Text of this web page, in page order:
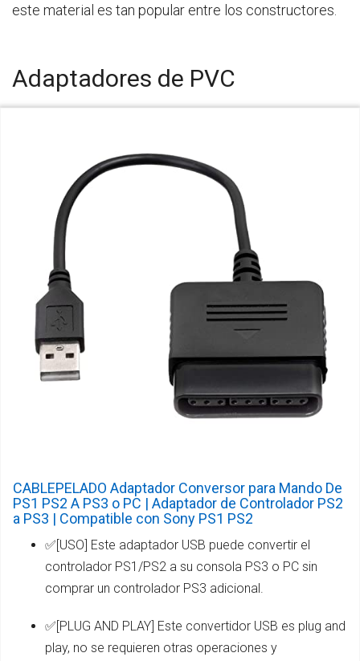
este material es tan popular entre los constructores.
Adaptadores de PVC
CABLEPELADO Adaptador Conversor para Mando De
PS1 PS2 A PS3 o PC | Adaptador de Controlador PS2
a PS3 | Compatible con Sony PS1 PS2
✅[USO] Este adaptador USB puede convertir el
controlador PS1/PS2 a su consola PS3 o PC sin
comprar un controlador PS3 adicional.
✅[PLUG AND PLAY] Este convertidor USB es plug and
play, no se requieren otras operaciones y